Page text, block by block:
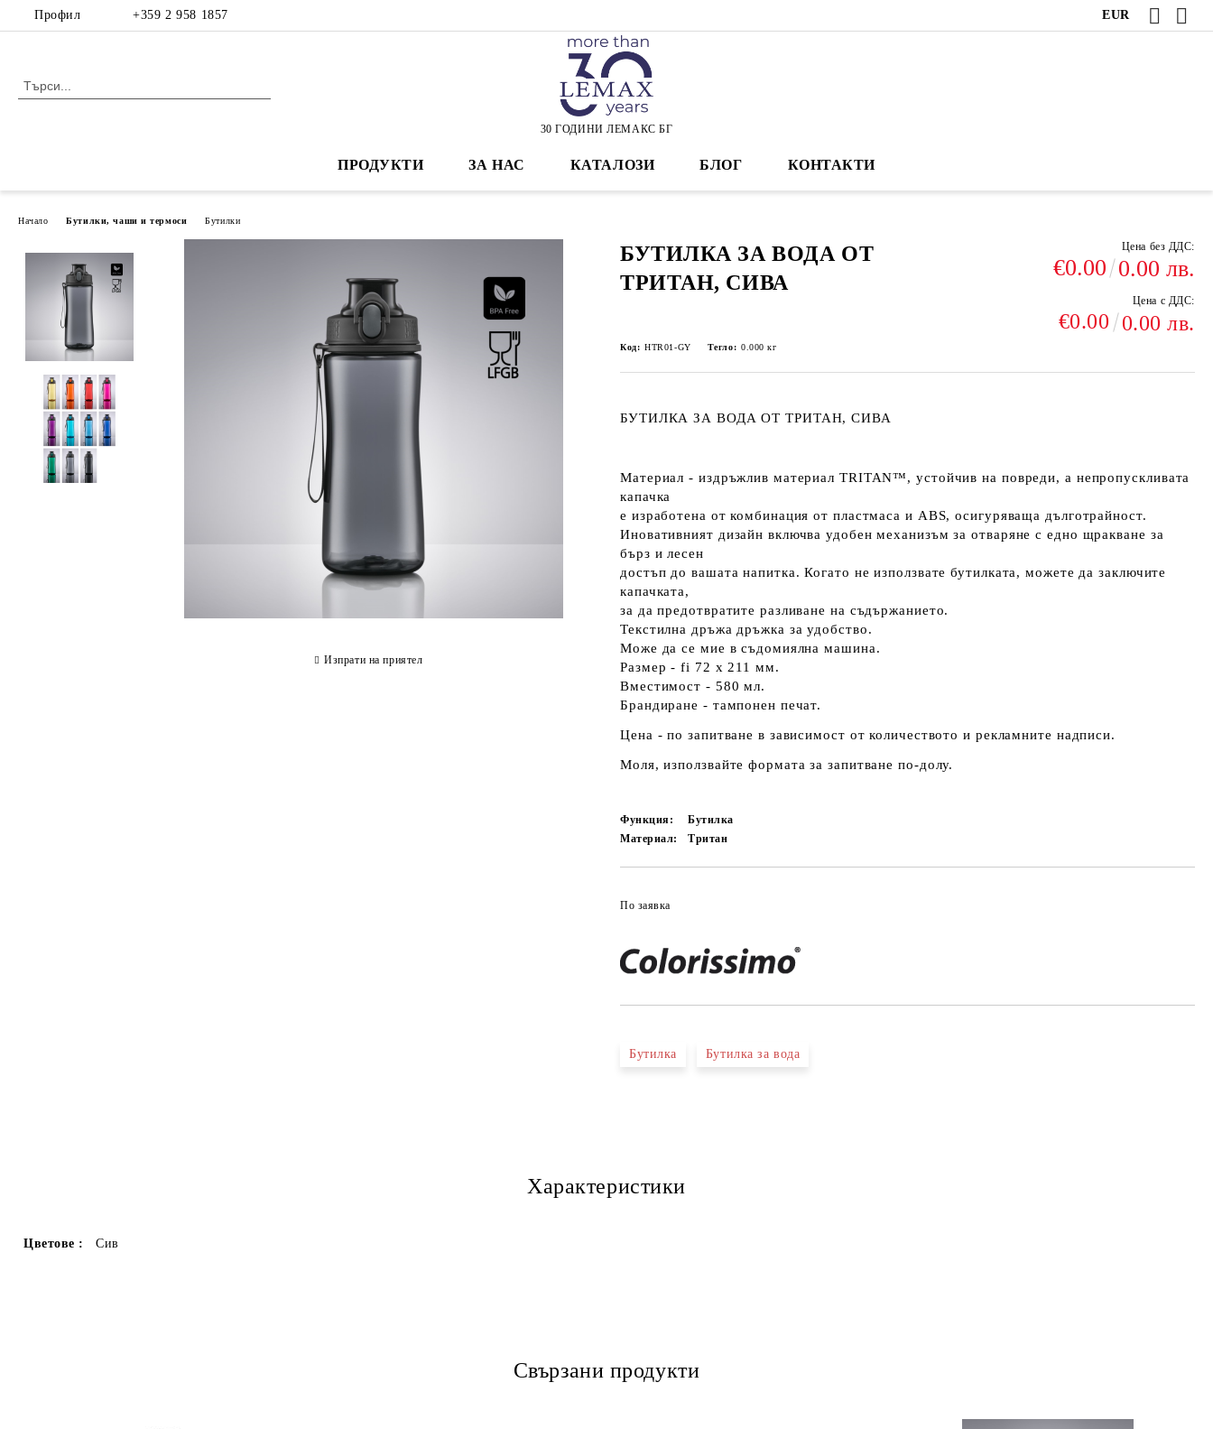
Профил +359 2 958 1857 EUR
30 ГОДИНИ ЛЕМАКС БГ
ПРОДУКТИ ЗА НАС КАТАЛОЗИ БЛОГ КОНТАКТИ
Начало Бутилки, чаши и термоси Бутилки
БУТИЛКА ЗА ВОДА ОТ
ТРИТАН, СИВА
Цена без ДДС:
€0.00 0.00 лв.
Цена с ДДС:
€0.00 0.00 лв.
Код: HTR01-GY Тегло: 0.000 кг
БУТИЛКА ЗА ВОДА ОТ ТРИТАН, СИВА
Материал - издръжлив материал TRITAN™, устойчив на повреди, а непропускливата
капачка
е изработена от комбинация от пластмаса и ABS, осигуряваща дълготрайност.
Иновативният дизайн включва удобен механизъм за отваряне с едно щракване за
бърз и лесен
достъп до вашата напитка. Когато не използвате бутилката, можете да заключите
капачката,
за да предотвратите разливане на съдържанието.
Текстилна дръжа дръжка за удобство.
Може да се мие в съдомиялна машина.
Размер - fi 72 x 211 мм.
Вместимост - 580 мл.
Брандиране - тампонен печат.
Цена - по запитване в зависимост от количеството и рекламните надписи.
Моля, използвайте формата за запитване по-долу.
Функция:
Бутилка
Материал:
Тритан
По заявка
Бутилка Бутилка за вода
Изпрати на приятел
Характеристики
Цветове : Сив
Свързани продукти